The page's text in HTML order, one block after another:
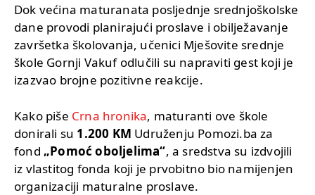
Dok većina maturanata posljednje srednjoškolske
dane provodi planirajući proslave i obilježavanje
završetka školovanja, učenici Mješovite srednje
škole Gornji Vakuf odlučili su napraviti gest koji je
izazvao brojne pozitivne reakcije.
Kako piše Crna hronika, maturanti ove škole
donirali su 1.200 KM Udruženju Pomozi.ba za
fond „Pomoć oboljelima“, a sredstva su izdvojili
iz vlastitog fonda koji je prvobitno bio namijenjen
organizaciji maturalne proslave.